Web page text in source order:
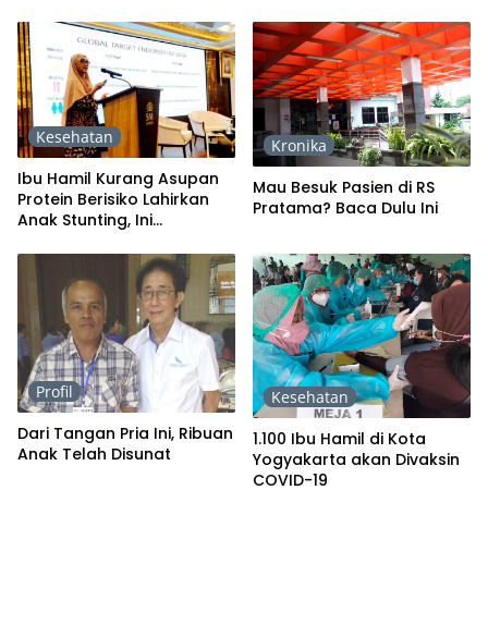
Kesehatan
Ibu Hamil Kurang Asupan
Protein Berisiko Lahirkan
Anak Stunting, Ini
Kronika
Mau Besuk Pasien di RS
Pratama? Baca Dulu Ini
Profil
Dari Tangan Pria Ini, Ribuan
Anak Telah Disunat
Kesehatan
1.100 Ibu Hamil di Kota
Yogyakarta akan Divaksin
COVID-19